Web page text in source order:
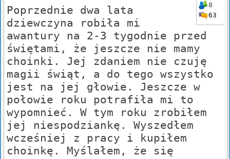
8
63
Poprzednie dwa lata
dziewczyna robiła mi
awantury na 2-3 tygodnie przed
świętami, że jeszcze nie mamy
choinki. Jej zdaniem nie czuję
magii świąt, a do tego wszystko
jest na jej głowie. Jeszcze w
połowie roku potrafiła mi to
wypomnieć. W tym roku zrobiłem
jej niespodziankę. Wyszedłem
wcześniej z pracy i kupiłem
choinkę. Myślałem, że się